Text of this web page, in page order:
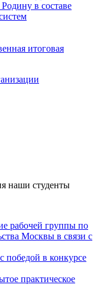
в составе
итоговая
наши студенты
рабочей группы по
Москвы в связи с
победой в конкурсе
практическое